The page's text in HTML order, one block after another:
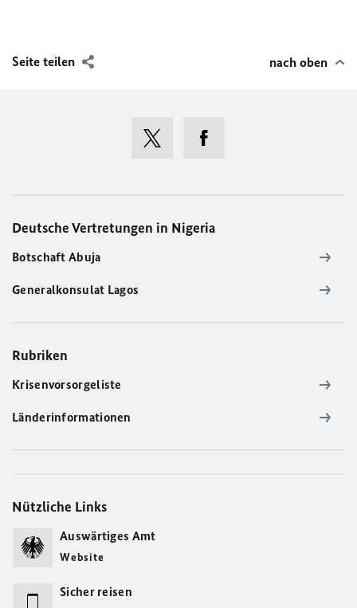
Seite teilen nach oben
Deutsche Vertretungen in Nigeria
Botschaft Abuja
Generalkonsulat Lagos
Rubriken
Krisenvorsorgeliste
Länderinformationen
Nützliche Links
Auswärtiges Amt
Website
Sicher reisen